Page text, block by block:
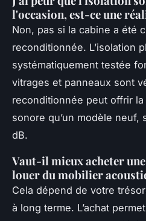
l'occasion, est-ce une
Non, pas si la cabine a été
reconditionnée. L’isolation
systématiquement testée
vitrages et panneaux sont
reconditionnée peut offrir
sonore qu’un modèle
dB.
Vaut-il mieux acheter
louer du mobilier
Cela dépend de votre
à long terme. L’achat